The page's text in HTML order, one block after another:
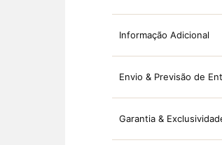
Informação Adicional
Envio & Previsão de
Garantia &